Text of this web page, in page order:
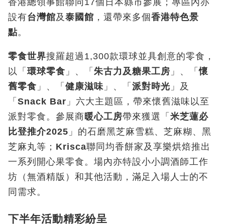
香港總領事館聯同17個日本縣市參展；專區內亦
設有台灣館及 泰國館 ，還帶來多個 香港特色景
點。
零食世界搜羅超過1,300款環球並具創意的零食，
以「 環球零食 」、「 朱古力及糖果工房 」、「懷
舊零食 」、「 健康滋味 」、「 派對時光 」及
「 Snack Bar 」六大主題區，帶來懷舊滋味以至
派對零食。參展商暖心工房帶來獲選「 米芝蓮必
比登推介2025 」的石磨黑芝麻雪糕、芝麻糊、黑
芝麻丸等； Krisca聯同均香餅家及享樂烘焙推出
一系列開心果零食。場內亦特設小小調酒師工作
坊（無酒精版）和其他活動，滿足入場人士的不
同需求。
下半年活動精彩紛呈